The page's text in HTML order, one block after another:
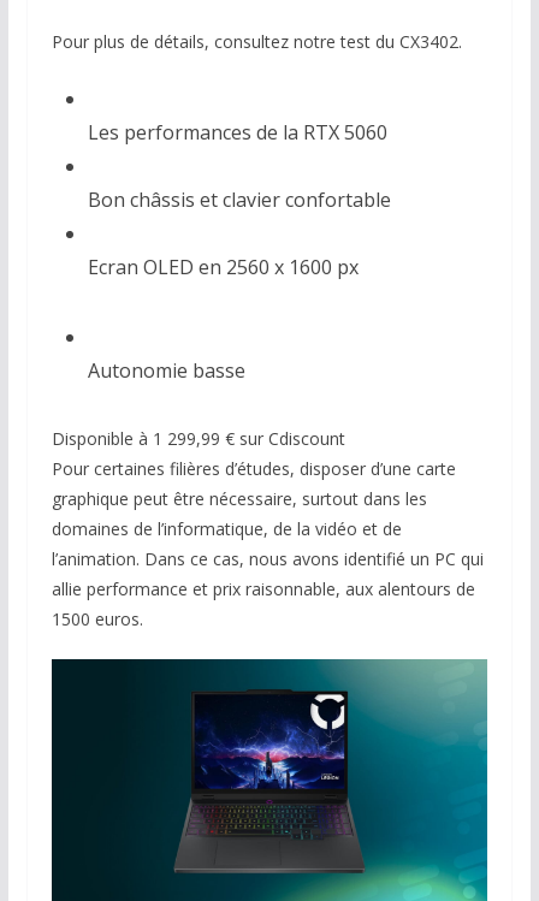
Pour plus de détails, consultez notre test du CX3402.
Les performances de la RTX 5060
Bon châssis et clavier confortable
Ecran OLED en 2560 x 1600 px
Autonomie basse
Disponible à 1 299,99 € sur Cdiscount
Pour certaines filières d’études, disposer d’une carte
graphique peut être nécessaire, surtout dans les
domaines de l’informatique, de la vidéo et de
l’animation. Dans ce cas, nous avons identifié un PC qui
allie performance et prix raisonnable, aux alentours de
1500 euros.